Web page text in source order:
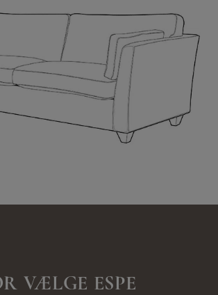
VÆLGE ESPE